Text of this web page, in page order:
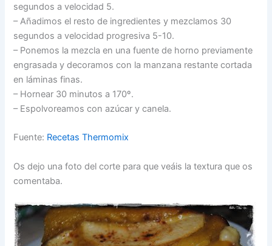
segundos a velocidad 5.
– Añadimos el resto de ingredientes y mezclamos 30
segundos a velocidad progresiva 5-10.
– Ponemos la mezcla en una fuente de horno previamente
engrasada y decoramos con la manzana restante cortada
en láminas finas.
– Hornear 30 minutos a 170º.
– Espolvoreamos con azúcar y canela.
Fuente: Recetas Thermomix
Os dejo una foto del corte para que veáis la textura que os
comentaba.